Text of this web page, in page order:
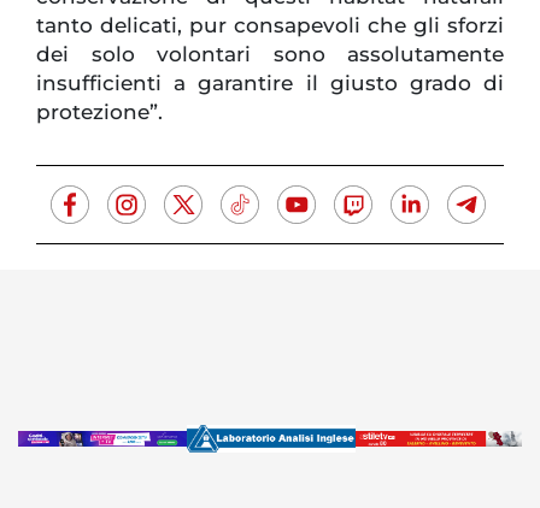
tanto delicati, pur consapevoli che gli sforzi
dei solo volontari sono assolutamente
insufficienti a garantire il giusto grado di
protezione”.